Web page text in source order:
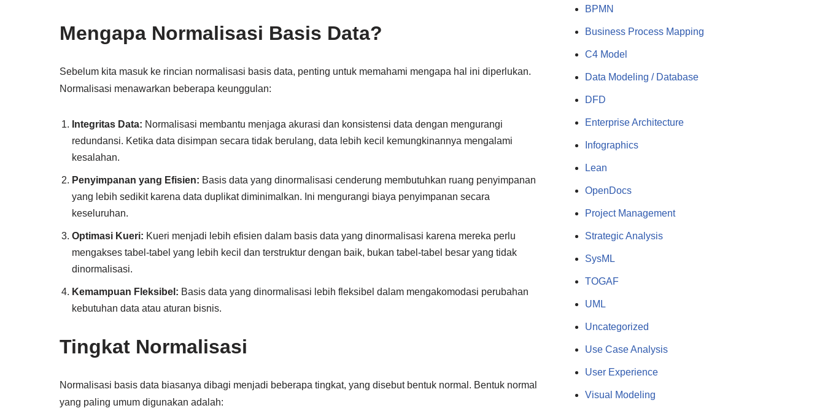
Mengapa Normalisasi Basis Data?
Sebelum kita masuk ke rincian normalisasi basis data, penting untuk memahami mengapa hal ini diperlukan.
Normalisasi menawarkan beberapa keunggulan:
Integritas Data: Normalisasi membantu menjaga akurasi dan konsistensi data dengan mengurangi
redundansi. Ketika data disimpan secara tidak berulang, data lebih kecil kemungkinannya mengalami
kesalahan.
Penyimpanan yang Efisien: Basis data yang dinormalisasi cenderung membutuhkan ruang penyimpanan
yang lebih sedikit karena data duplikat diminimalkan. Ini mengurangi biaya penyimpanan secara
keseluruhan.
Optimasi Kueri: Kueri menjadi lebih efisien dalam basis data yang dinormalisasi karena mereka perlu
mengakses tabel-tabel yang lebih kecil dan terstruktur dengan baik, bukan tabel-tabel besar yang tidak
dinormalisasi.
Kemampuan Fleksibel: Basis data yang dinormalisasi lebih fleksibel dalam mengakomodasi perubahan
kebutuhan data atau aturan bisnis.
Tingkat Normalisasi
Normalisasi basis data biasanya dibagi menjadi beberapa tingkat, yang disebut bentuk normal. Bentuk normal
yang paling umum digunakan adalah:
BPMN
Business Process Mapping
C4 Model
Data Modeling / Database
DFD
Enterprise Architecture
Infographics
Lean
OpenDocs
Project Management
Strategic Analysis
SysML
TOGAF
UML
Uncategorized
Use Case Analysis
User Experience
Visual Modeling